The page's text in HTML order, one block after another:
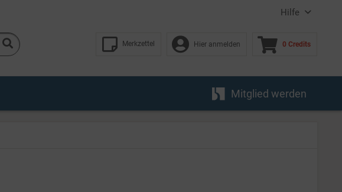
Hilfe
Merkzettel Hier anmelden 0 Credits
Mitglied werden